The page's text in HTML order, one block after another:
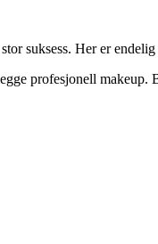
suksess. Her er
profesjonell